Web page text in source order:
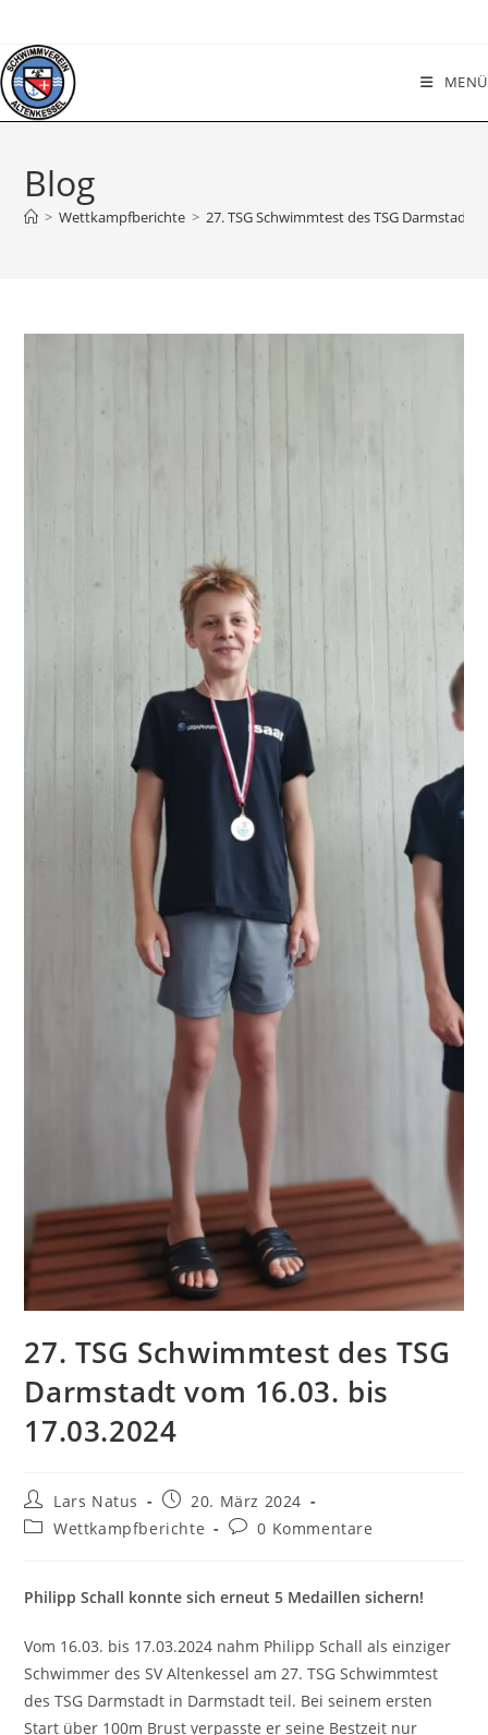
Inhalt
springen
MENÜ
Blog
> Wettkampfberichte > 27. TSG Schwimmtest des TSG Darmstadt
27. TSG Schwimmtest des TSG
Darmstadt vom 16.03. bis
17.03.2024
Beitrags-
Autor:
Lars Natus
Beitrag
veröffentlicht:
20. März 2024
Beitrags-
Wettkampfberichte
Beitrags-
0 Kommentare
Philipp Schall konnte sich erneut 5 Medaillen sichern!
Vom 16.03. bis 17.03.2024 nahm Philipp Schall als einziger
Schwimmer des SV Altenkessel am 27. TSG Schwimmtest
des TSG Darmstadt in Darmstadt teil. Bei seinem ersten
Start über 100m Brust verpasste er seine Bestzeit nur